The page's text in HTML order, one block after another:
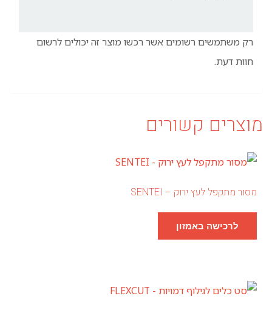
רק משתמשים רשומים אשר רכשו מוצר זה יכולים לרשום
חוות דעת.
מוצרים קשורים
מסור מתקפל לעץ ירוק – SENTEI
לרכישה באמזון